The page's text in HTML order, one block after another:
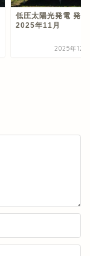
低圧太陽光発電 発電
2025年11月
2025年12